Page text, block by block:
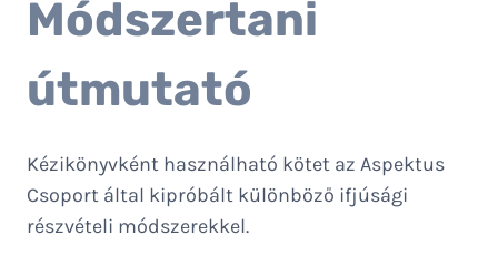
Módszertani
útmutató
Kézikönyvként használható kötet az Aspektus
Csoport által kipróbált különböző ifjúsági
részvételi módszerekkel.